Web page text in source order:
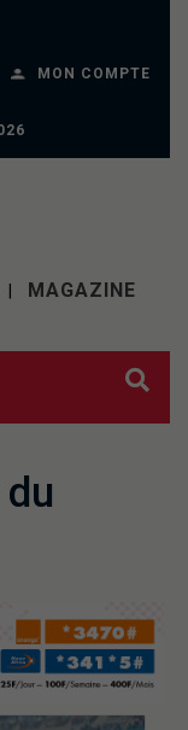
MON COMPTE
MAGAZINE